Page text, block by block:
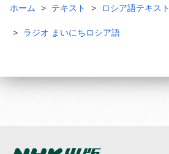
ホーム テキスト ロシア語テキスト
ラジオ まいにちロシア語